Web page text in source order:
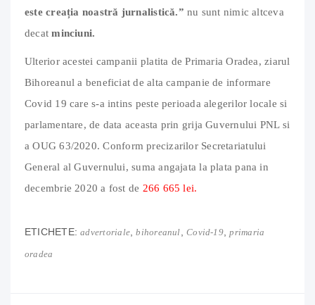
este creația noastră jurnalistică.”nu sunt nimic altceva
decatminciuni.
Ulterior acestei campanii platita de Primaria Oradea, ziarul
Bihoreanul a beneficiat de alta campanie de informare
Covid 19 care s-a intins peste perioada alegerilor locale si
parlamentare, de data aceasta prin grija Guvernului PNL si
a OUG 63/2020. Conform precizarilor Secretariatului
General al Guvernului, suma angajata la plata pana in
decembrie 2020 a fost de 266 665 lei.
ETICHETE:advertoriale,bihoreanul ,Covid-19,primaria
oradea